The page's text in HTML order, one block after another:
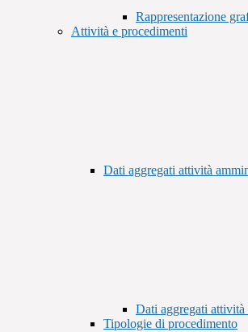
Rappresentazione
Attività e procedimenti
Dati aggregati attività
Dati aggregati attività
Tipologie di procedimento